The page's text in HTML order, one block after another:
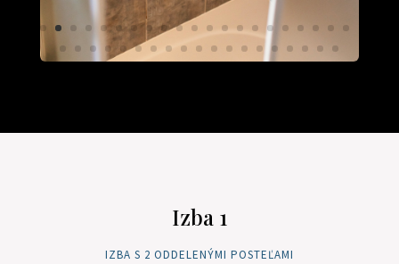
Izba 1
IZBA S 2 ODDELENÝMI POSTEĽAMI